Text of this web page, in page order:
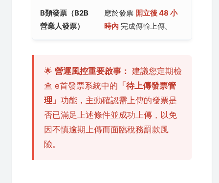
B類發票（B2B
營業人發票）
應於發票 開立後 48 小
時內 完成傳輸上傳。
🌟 營運風控重要啟事： 建議您定期檢
查 e首發票系統中的 「待上傳發票管
理」 功能，主動確認需上傳的發票是
否已滿足上述條件並成功上傳，以免
因不慎逾期上傳而面臨稅務罰款風
險。